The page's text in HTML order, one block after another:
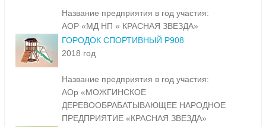
Название предприятия в год участия:
АОР «МД НП « КРАСНАЯ ЗВЕЗДА»
ГОРОДОК СПОРТИВНЫЙ Р908
2018 год
Название предприятия в год участия:
АОр «МОЖГИНСКОЕ
ДЕРЕВООБРАБАТЫВАЮЩЕЕ НАРОДНОЕ
ПРЕДПРИЯТИЕ «КРАСНАЯ ЗВЕЗДА»